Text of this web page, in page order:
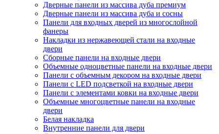
Дверные панели из массива дуба премиум
Дверные панели из массива дуба и сосны
Панели для входных дверей из многослойной
фанеры
Накладки из нержавеющей стали на входные
двери
Сборные панели на входные двери
Объемные одноцветные панели на входные двери
Панели с объемным декором на входные двери
Панели с LED подсветкой на входные двери
Панели с элементами ковки на входные двери
Объемные многоцветные панели на входные
двери
Белая накладка
Внутренние панели для двери